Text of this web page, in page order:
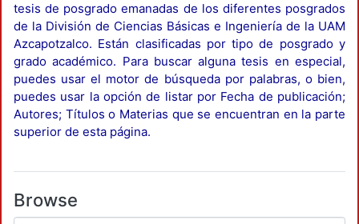
tesis de posgrado emanadas de los diferentes posgrados
de la División de Ciencias Básicas e Ingeniería de la UAM
Azcapotzalco. Están clasificadas por tipo de posgrado y
grado académico. Para buscar alguna tesis en especial,
puedes usar el motor de búsqueda por palabras, o bien,
puedes usar la opción de listar por Fecha de publicación;
Autores; Títulos o Materias que se encuentran en la parte
superior de esta página.
Browse